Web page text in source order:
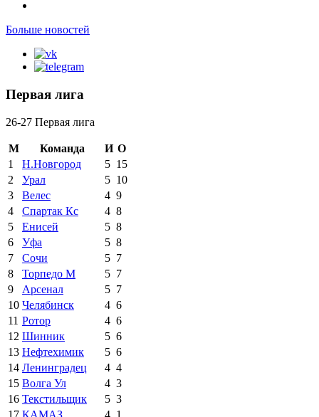
Больше новостей
Первая лига
26-27 Первая лига
М Команда И О
1
Н.Новгород 5 15
2
Урал 5 10
3
Велес 4 9
4
Спартак Кс 4 8
5
Енисей 5 8
6
Уфа 5 8
7
Сочи 5 7
8
Торпедо М 5 7
9
Арсенал 5 7
10 Челябинск 4 6
11 Ротор 4 6
12 Шинник 5 6
13 Нефтехимик 5 6
14 Ленинградец 4 4
15 Волга Ул 4 3
16 Текстильщик 5 3
17 КАМАЗ 4 1